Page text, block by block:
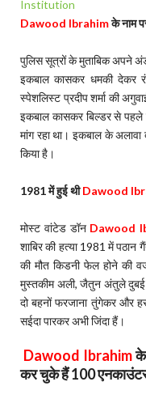
Dawood Ibrahimके नाम
पुलिस सूत्रों के मुताबिक अपने
इकबाल कासकर धमकी देकर
स्पेशलिस्ट प्रदीप शर्मा की
इकबाल कासकर बिल्डर से पहले
मांग रहा था। इकबाल के
किया है।
1981 में हुई थीDawood
मोस्ट वांटेड डॉन Dawood
शाबिर की हत्या 1981 में पठान
की मौत किडनी फेल होने की
मुस्तकीम अली, जैतुन अंतुले दुबई
दो बहनों फरजाना तुंगेकर और
सईदा पारकर अभी जिंदा हैं।
Dawood Ibrahimके
कर चुके हैं 100